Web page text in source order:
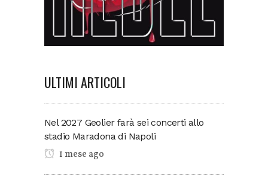
ULTIMI ARTICOLI
Nel 2027 Geolier farà sei concerti allo
stadio Maradona di Napoli
1 mese ago